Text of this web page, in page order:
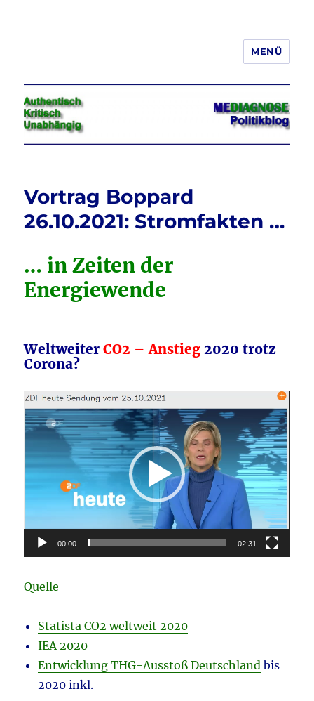
Jeder hat das Recht, seine
Meinung in Wort, Schrift und Bild
frei zu äußern und zu verbreiten
MENÜ
Vortrag Boppard
26.10.2021: Stromfakten …
… in Zeiten der
Energiewende
Weltweiter CO2 – Anstieg2020 trotz
Corona?
Video-
Player
00:00 02:31
Quelle
Statista CO2 weltweit 2020
IEA 2020
Entwicklung THG-Ausstoß Deutschland bis
2020 inkl.